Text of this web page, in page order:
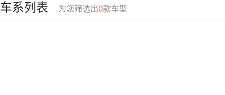
车系列表 为您筛选出0款车型